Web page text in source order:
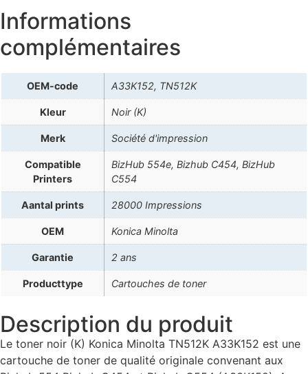
Informations
complémentaires
OEM-code A33K152, TN512K
Kleur Noir (K)
Merk Société d'impression
Compatible
Printers
BizHub 554e, Bizhub C454, BizHub
C554
Aantal prints 28000 Impressions
OEM Konica Minolta
Garantie 2 ans
Producttype Cartouches de toner
Description du produit
Le toner noir (K) Konica Minolta TN512K A33K152 est une
cartouche de toner de qualité originale convenant aux